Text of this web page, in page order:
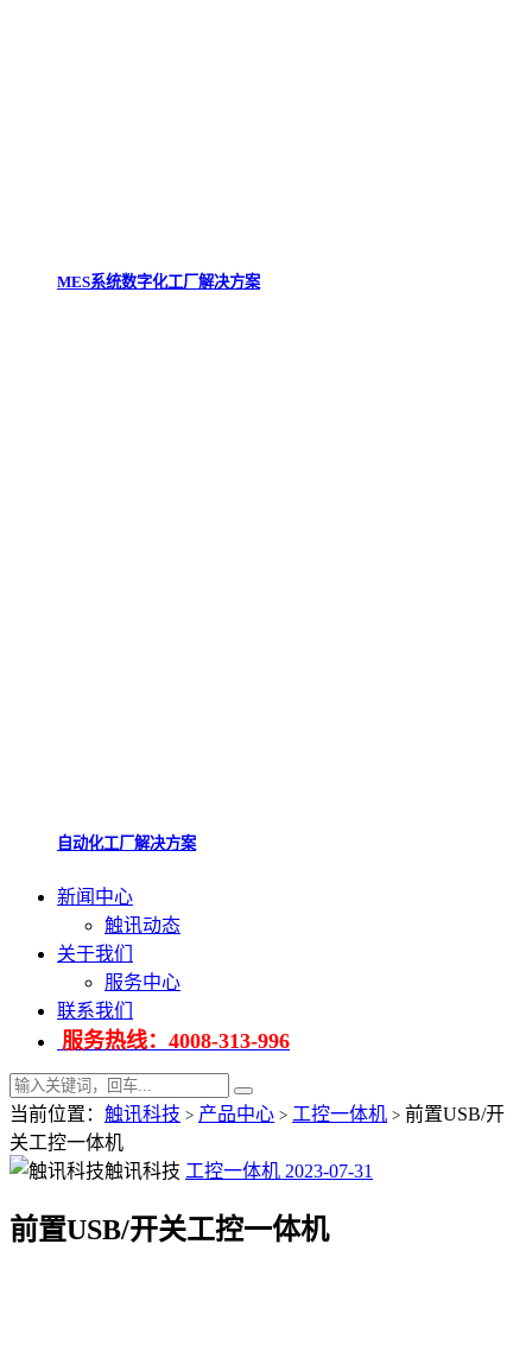
MES系统数字化工厂解决方案
自动化工厂解决方案
新闻中心
触讯动态
关于我们
服务中心
联系我们
服务热线：4008-313-996
当前位置： 触讯科技 > 产品中心 > 工控一体机 > 前置USB/开
关工控一体机
触讯科技 工控一体机 2023-07-31
前置USB/开关工控一体机